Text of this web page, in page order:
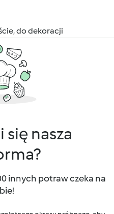
do dekoracji
się nasza
innych potraw czeka na